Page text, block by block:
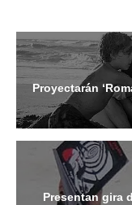
Proyectarán
Presentan gira